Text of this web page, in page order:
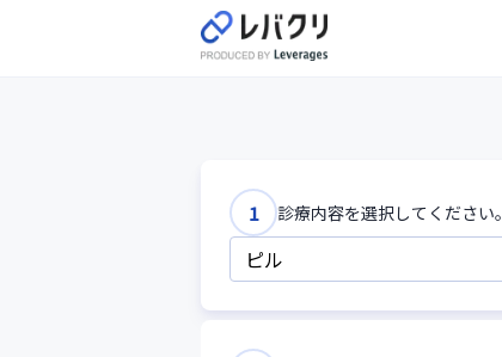
1 診療内容を選択してください。
12:30
13:15
13:30